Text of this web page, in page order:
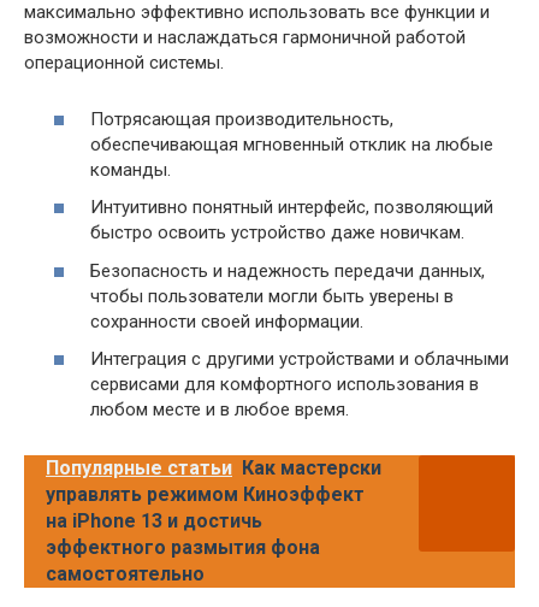
максимально эффективно использовать все функции и
возможности и наслаждаться гармоничной работой
операционной системы.
Потрясающая производительность,
обеспечивающая мгновенный отклик на любые
команды.
Интуитивно понятный интерфейс, позволяющий
быстро освоить устройство даже новичкам.
Безопасность и надежность передачи данных,
чтобы пользователи могли быть уверены в
сохранности своей информации.
Интеграция с другими устройствами и облачными
сервисами для комфортного использования в
любом месте и в любое время.
Популярные статьи Как мастерски
управлять режимом Киноэффект
на iPhone 13 и достичь
эффектного размытия фона
самостоятельно